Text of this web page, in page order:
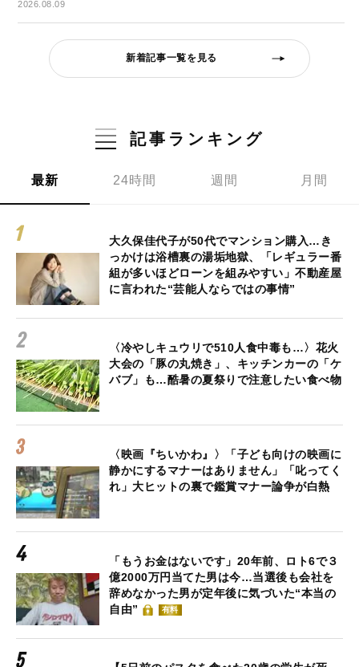
2026.08.09
新着記事一覧を見る
記事ランキング
最新 24時間 週間 月間
大久保佳代子が50代でマンション購入…き
っかけは浴槽裏の湯垢地獄、「レギュラー番
組が多いほどローンを組みやすい」不動産屋
に言われた“芸能人ならではの事情”
〈冷やしキュウリで510人食中毒も…〉花火
大会の「豚の丸焼き」、キッチンカーの「ケ
バブ」も…酷暑の夏祭りで注意したい食べ物
〈映画『ちいかわ』〉「子ども向けの映画に
静かにするマナーはありません」「叱ってく
れ」大ヒットの裏で鑑賞マナー論争が白熱
「もうお金はないです」20年前、ロト6で３
億2000万円当てた男は今…当選後も会社を
辞めなかった男が定年後に気づいた“本当の
自由”
有料